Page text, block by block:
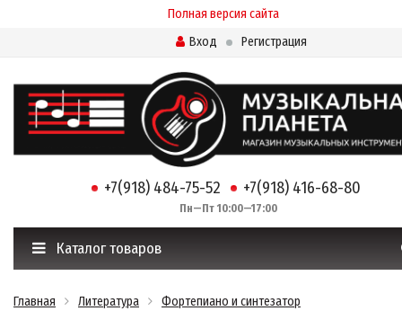
Полная версия сайта
Вход
Регистрация
+7(918) 484-75-52 +7(918) 416-68-80
Пн—Пт 10:00—17:00
Каталог товаров
Главная Литература
Фортепиано и синтезатор